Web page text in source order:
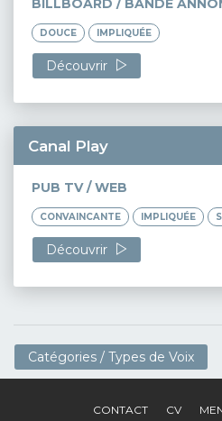
BILLBOARD / BANDE
DOUCE IMPLIQUÉE
Découvrir
Canal Play
PUB TV / WEB
CONVAINCANTE IMPLIQUÉE
Découvrir
Catégories / Types de Voix
CONTACT CV